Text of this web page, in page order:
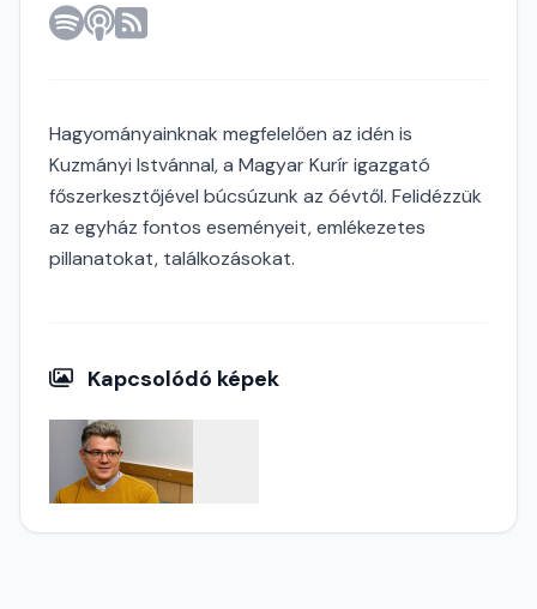
Hagyományainknak megfelelően az idén is
Kuzmányi Istvánnal, a Magyar Kurír igazgató
főszerkesztőjével búcsúzunk az óévtől. Felidézzük
az egyház fontos eseményeit, emlékezetes
pillanatokat, találkozásokat.
Kapcsolódó képek